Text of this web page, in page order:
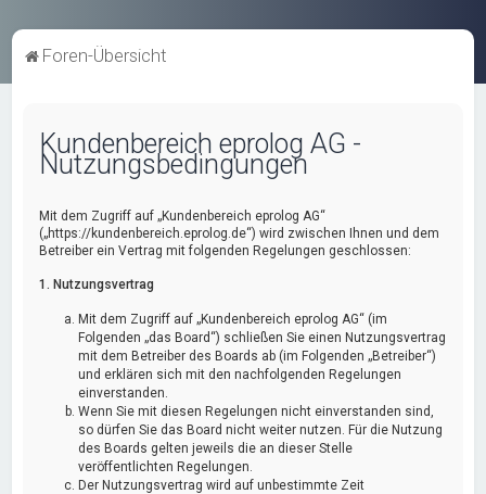
Foren-Übersicht
Kundenbereich eprolog AG -
Nutzungsbedingungen
Mit dem Zugriff auf „Kundenbereich eprolog AG“
(„https://kundenbereich.eprolog.de“) wird zwischen Ihnen und dem
Betreiber ein Vertrag mit folgenden Regelungen geschlossen:
1. Nutzungsvertrag
Mit dem Zugriff auf „Kundenbereich eprolog AG“ (im
Folgenden „das Board“) schließen Sie einen Nutzungsvertrag
mit dem Betreiber des Boards ab (im Folgenden „Betreiber“)
und erklären sich mit den nachfolgenden Regelungen
einverstanden.
Wenn Sie mit diesen Regelungen nicht einverstanden sind,
so dürfen Sie das Board nicht weiter nutzen. Für die Nutzung
des Boards gelten jeweils die an dieser Stelle
veröffentlichten Regelungen.
Der Nutzungsvertrag wird auf unbestimmte Zeit